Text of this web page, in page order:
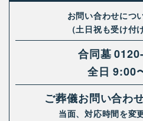
お問い合わせにつ
（土日祝も受け付
合同墓
全日 9:00
ご葬儀お問い合わ
当面、対応時間を変